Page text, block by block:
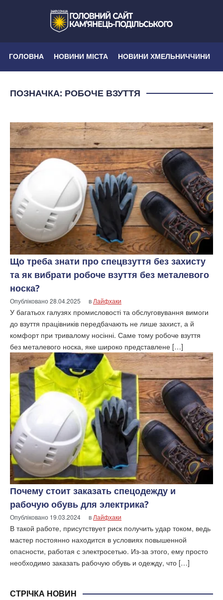
ГОЛОВНА НОВИНИ МІСТА НОВИНИ ХМЕЛЬНИЧЧИНИ
ПОЗНАЧКА: РОБОЧЕ ВЗУТТЯ
Що треба знати про спецвзуття без захисту
та як вибрати робоче взуття без металевого
носка?
Опубліковано28.04.2025 в Лайфхаки
У багатьох галузях промисловості та обслуговування вимоги
до взуття працівників передбачають не лише захист, а й
комфорт при тривалому носінні. Саме тому робоче взуття
без металевого носка, яке широко представлене […]
Почему стоит заказать спецодежду и
рабочую обувь для электрика?
Опубліковано 19.03.2024 в Лайфхаки
В такой работе, присутствует риск получить удар током, ведь
мастер постоянно находится в условиях повышенной
опасности, работая с электросетью. Из-за этого, ему просто
необходимо заказать рабочую обувь и одежду, что […]
СТРІЧКА НОВИН